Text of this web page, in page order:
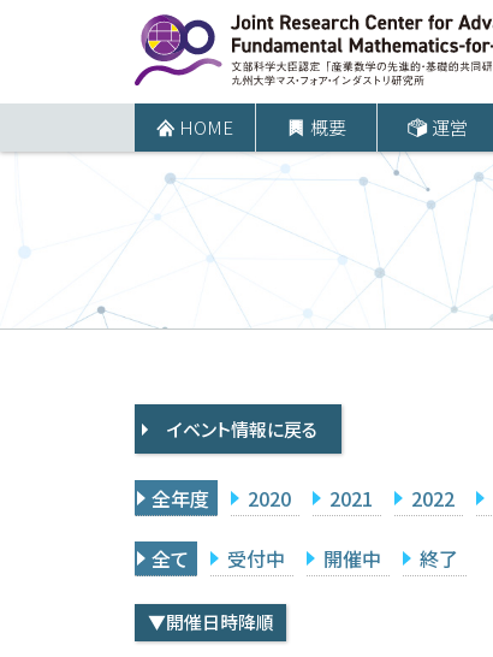
ツ
プ
HOME 概要 運営
イベント情報に戻る
全年度 2020 2021 2022
全て 受付中 開催中 終了
▼開催日時降順